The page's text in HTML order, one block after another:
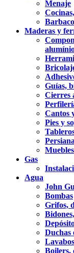
Menaje
Maderas y
Guías,
Cierres
Cantos
Pies y
Gas
Agua
John
Bombas
Grifos,
Duchas
Boilers,